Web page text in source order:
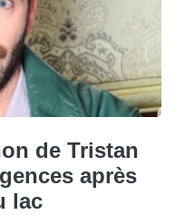
de Tristan
après
lac